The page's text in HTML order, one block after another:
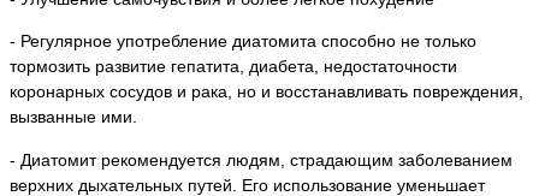
- Регулярное употребление диатомита способно не только
тормозить развитие гепатита, диабета, недостаточности
коронарных сосудов и рака, но и восстанавливать повреждения,
вызванные ими.
- Диатомит рекомендуется людям, страдающим заболеванием
верхних дыхательных путей. Его использование уменьшает